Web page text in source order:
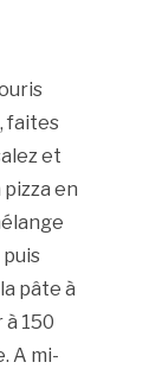
faites
et
en
puis
pâte à
à 150
A mi-